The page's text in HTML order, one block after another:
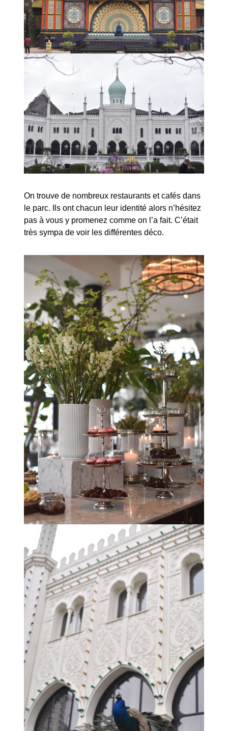
On trouve de nombreux restaurants et cafés dans
le parc. Ils ont chacun leur identité alors n’hésitez
pas à vous y promenez comme on l’a fait. C’était
très sympa de voir les différentes déco.